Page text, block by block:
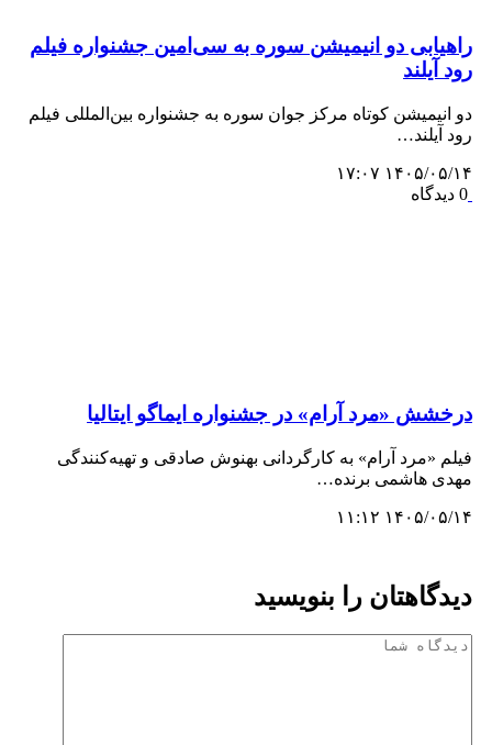
راهیابی دو انیمیشن سوره به سی‌امین جشنواره فیلم
رود آیلند
دو انیمیشن کوتاه مرکز جوان سوره به جشنواره بین‌المللی فیلم
رود آیلند…
۱۴۰۵/۰۵/۱۴ ۱۷:۰۷
0 دیدگاه
درخشش «مرد آرام» در جشنواره ایماگو ایتالیا
فیلم «مرد آرام» به کارگردانی بهنوش صادقی و تهیه‌کنندگی
مهدی هاشمی برنده…
۱۴۰۵/۰۵/۱۴ ۱۱:۱۲
دیدگاهتان را بنویسید